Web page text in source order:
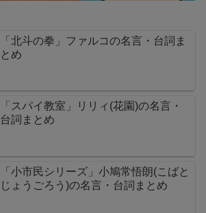
「北斗の拳」ファルコの名言・台詞ま
とめ
「スパイ教室」リリィ(花園)の名言・
台詞まとめ
「小市民シリーズ」小鳩常悟朗(こばと
じょうごろう)の名言・台詞まとめ